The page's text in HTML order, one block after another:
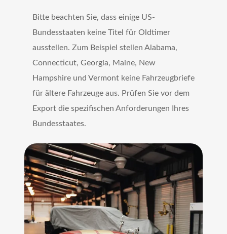
Bitte beachten Sie, dass einige US-
Bundesstaaten keine Titel für Oldtimer
ausstellen. Zum Beispiel stellen Alabama,
Connecticut, Georgia, Maine, New
Hampshire und Vermont keine Fahrzeugbriefe
für ältere Fahrzeuge aus. Prüfen Sie vor dem
Export die spezifischen Anforderungen Ihres
Bundesstaates.